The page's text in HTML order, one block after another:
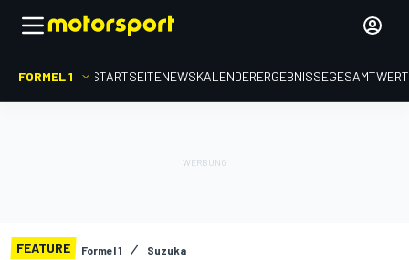
FORMEL 1 STARTSEITENEWSKALENDERERGEBNISSE
FEATURE Formel 1 Suzuka